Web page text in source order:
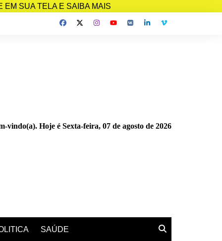
SUA TELA E SAIBA MAIS
vindo(a). Hoje é Sexta-feira, 07 de agosto de 2026
SAÚDE